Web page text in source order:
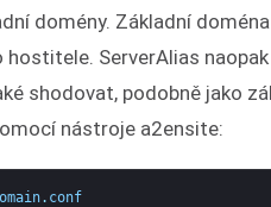
domény. Základní
hostitele. ServerAlias
shodovat, podobně jako
nástroje a2ensite:
. conf